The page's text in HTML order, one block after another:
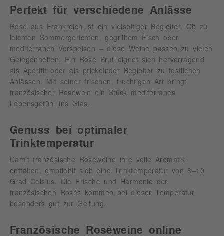
Perfekt für verschiedene Anlässe
Rosé aus Frankreich ist ein vielseitiger Begleiter. Ob zu
leichten Sommergerichten, gegrilltem Fisch oder
mediterranen Vorspeisen – diese Weine passen zu vielen
Gelegenheiten. Ein Rosé Brut eignet sich hervorragend
als Aperitif oder als prickelnder Begleiter zu festlichen
Anlässen. Mit seiner frischen, fruchtigen Art bringt
französischer Roséwein ein Stück mediterranes
Lebensgefühl ins Glas.
Genuss bei optimaler
Trinktemperatur
Damit französische Roséweine ihre volle Aromatik
entfalten, empfiehlt sich eine Trinktemperatur von 8–10
Grad Celsius. Die Frische und Harmonie der
französischen Rosés kommen bei dieser Temperatur
besonders gut zur Geltung.
Französische Roséweine online